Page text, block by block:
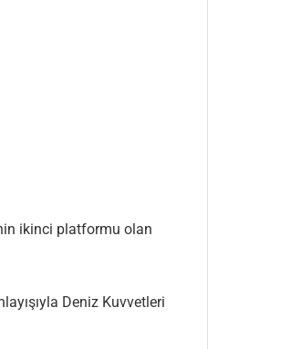
ikinci platformu olan
Deniz Kuvvetleri